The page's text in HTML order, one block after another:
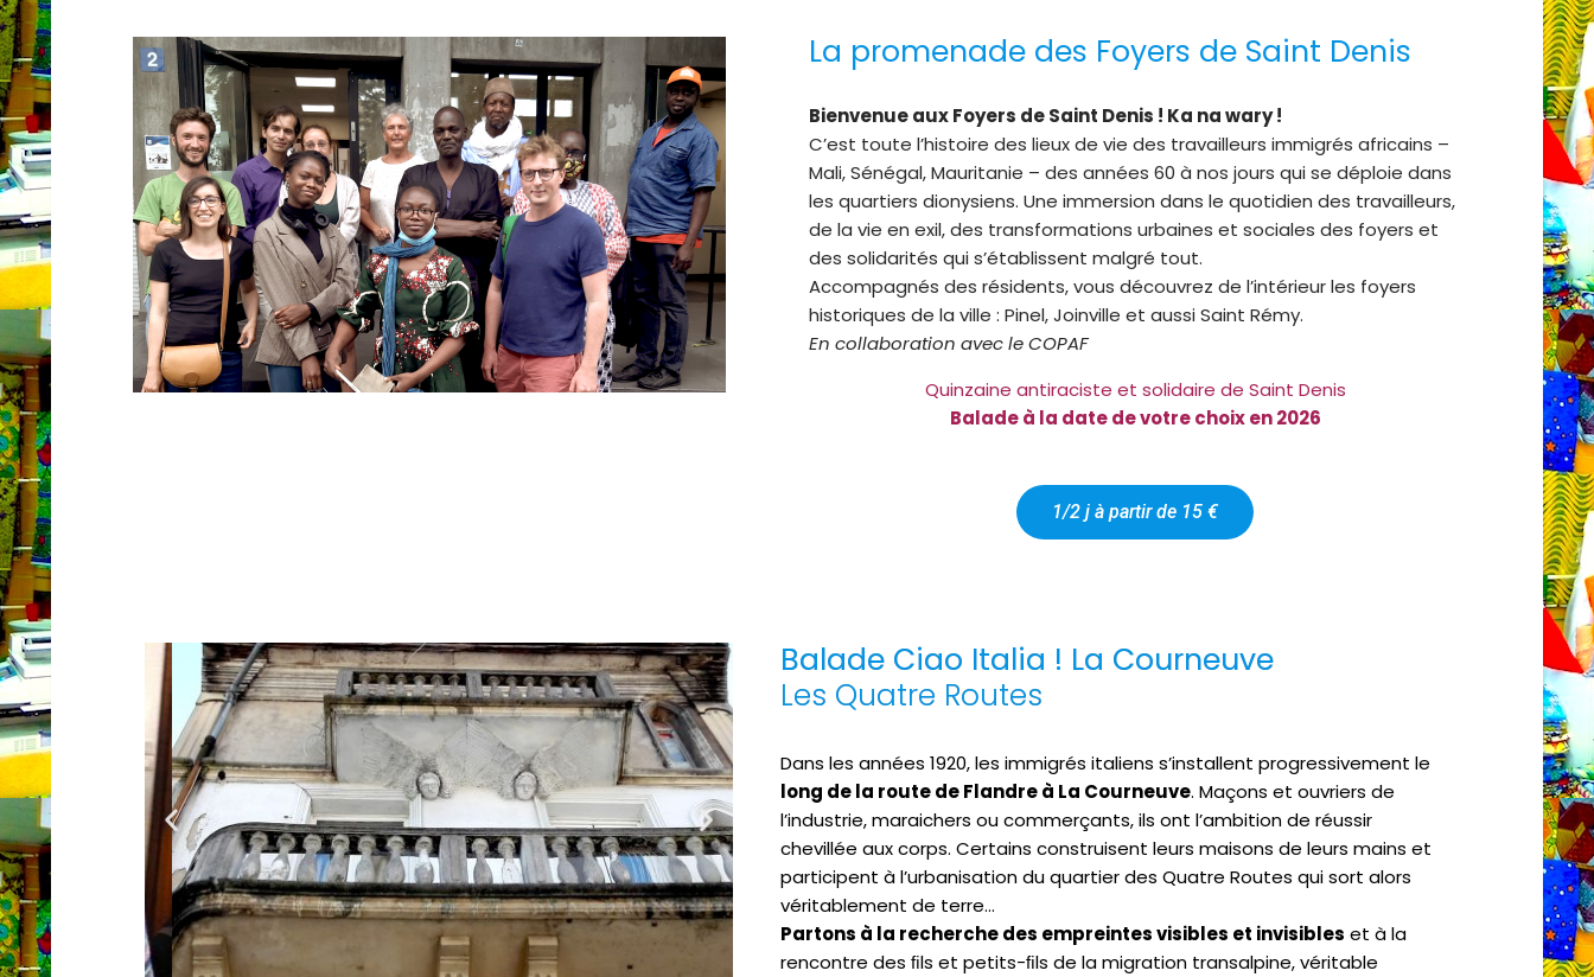
La promenade des Foyers de Saint Denis
Bienvenue aux Foyers de Saint Denis ! Ka na wary !
C’est toute l’histoire des lieux de vie des travailleurs immigrés africains –
Mali, Sénégal, Mauritanie – des années 60 à nos jours qui se déploie dans
les quartiers dionysiens. Une immersion dans le quotidien des travailleurs,
de la vie en exil, des transformations urbaines et sociales des foyers et
des solidarités qui s’établissent malgré tout.
Accompagnés des résidents, vous découvrez de l’intérieur les foyers
historiques de la ville : Pinel, Joinville et aussi Saint Rémy.
En collaboration avec le COPAF
Quinzaine antiraciste et solidaire de Saint Denis
Balade à la date de votre choix en 2026
1/2 j à partir de 15 €
Balade Ciao Italia ! La Courneuve
Les Quatre Routes
Dans les années 1920, les immigrés italiens s’installent progressivement le
long de la route de Flandre à La Courneuve. Maçons et ouvriers de
l’industrie, maraichers ou commerçants, ils ont l’ambition de réussir
chevillée aux corps. Certains construisent leurs maisons de leurs mains et
participent à l’urbanisation du quartier des Quatre Routes qui sort alors
véritablement de terre…
Partons à la recherche des empreintes visibles et invisibles et à la
rencontre des ﬁls et petits-ﬁls de la migration transalpine, véritable